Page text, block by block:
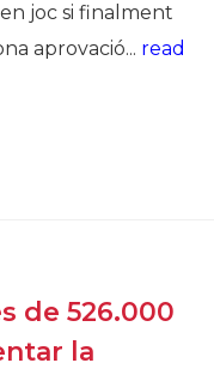
joc si finalment
aprovació... read
de 526.000
la